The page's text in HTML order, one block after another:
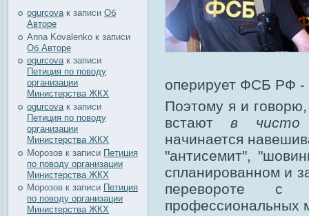
ogurcovaк записи Об
Авторе
Anna Kovalenko к записи
Об Авторе
ogurcovaк записи
Петиция по поводу
организации
Министерства ЖКХ
ogurcova к записи
Петиция по поводу
организации
Министерства ЖКХ
Морозов к записи Петиция
по поводу организации
Министерства ЖКХ
Морозов к записи Петиция
по поводу организации
Министерства ЖКХ
оперирует ФСБ РФ -
Поэтому я и
встаютв чисто
начинается
"антисемит",
спланированном и
перевороте с
профессиональных